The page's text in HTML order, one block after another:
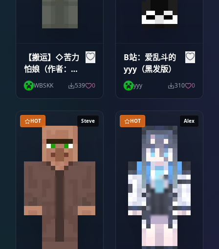
【搬运】◇苦力
怕娘（作者：钻
茜）WBSKK 539 0
B站：爱乱斗的
yyy（黑发版）
yyy 310 0
Steve
HOT Alex
HOT